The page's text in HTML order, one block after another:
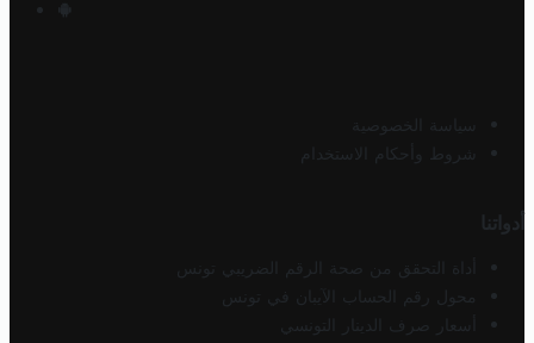
سياسة الخصوصية
شروط وأحكام الاستخدام
أدواتنا
أداة التحقق من صحة الرقم الضريبي تونس
محول رقم الحساب الآيبان في تونس
أسعار صرف الدينار التونسي